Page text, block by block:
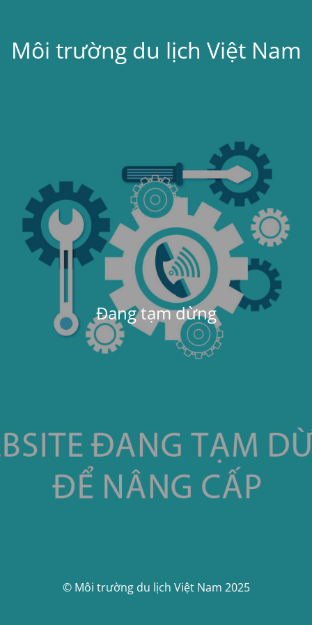
Môi trường du lịch Việt Nam
Đang tạm dừng
© Môi trường du lịch Việt Nam 2025